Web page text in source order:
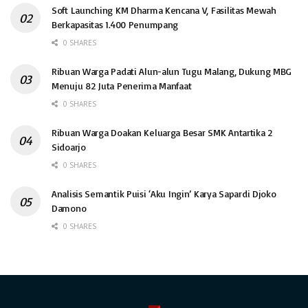
Soft Launching KM Dharma Kencana V, Fasilitas Mewah
Berkapasitas 1.400 Penumpang
0 SHARES
Ribuan Warga Padati Alun-alun Tugu Malang, Dukung MBG
Menuju 82 Juta Penerima Manfaat
0 SHARES
Ribuan Warga Doakan Keluarga Besar SMK Antartika 2
Sidoarjo
0 SHARES
Analisis Semantik Puisi ‘Aku Ingin’ Karya Sapardi Djoko
Damono
0 SHARES